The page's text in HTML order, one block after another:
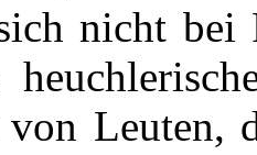
nicht
von Leuten,